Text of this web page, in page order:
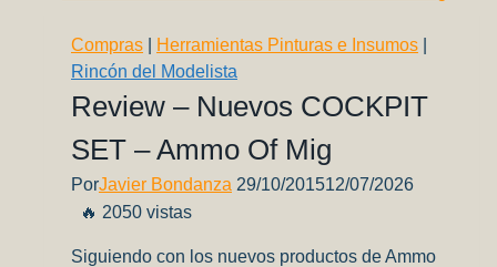
Compras Herramientas Pinturas e Insumos
Rincón del Modelista
Review – Nuevos COCKPIT
SET – Ammo Of Mig
PorJavier Bondanza 29/10/201512/07/2026
🔥 2050 vistas
Siguiendo con los nuevos productos de Ammo